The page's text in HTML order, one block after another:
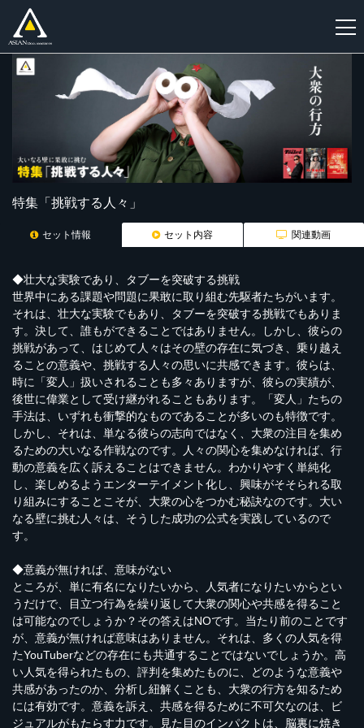
特集「挑戦する人々」
セット情報 セット内容 関連動画
◆壮大な実験であり、タブーを突破する挑戦
世界中にある課題や問題に果敢に取り組む先駆者たちがいます。
それは、壮大な実験でもあり、タブーを突破する挑戦でもありま
す。決して、誰もができることではありません。しかし、彼らの
挑戦があって、はじめて人々はその壁の存在に気づき、乗り越え
ることの意義や、挑戦する人々の思いに共感できます。彼らは、
時に「変人」扱いされることも多々ありますが、彼らの実績が、
後世に偉業として受け継がれることもあります。「変人」たちの
手法は、いずれも衝撃的なものであることが多いのも特徴です。
しかし、それは、単なる彼らの志向ではなく、大衆の注目を集め
るための大いなる作戦なのです。人々の関心を集めなければ、行
動の意義を広く訴えることはできません。わかりやすく単純化
し、楽しめるようエンターテイメント化し、興味がそそられる取
り組みにすることこそが、大衆の心をつかむ秘訣なのです。大い
なる壁に挑む人々は、そうした成功の公式を実践しているので
す。
◆意義が無ければ、意味がない
ところが、単に有名になりたいから、人気者になりたいからとい
うだけで、目立つ行為を繰り返して大衆の関心や共感を得ること
は可能なのでしょうか？その答えはNOです。当たり前のことです
が、意義が無ければ意味はありません。それは、多くの人気を得
たYouTuberなどの存在にも共通することではないでしょうか。高
い人気を得られたもの、評判を集めたものに、どのような意義や
共感があったのか、分析し紐解くことも、大衆の行方を知るため
には有効です。意義を訴え、共感を得るために不可欠なのは、ビ
ジュアルがもたらす力です。見た目のインパクトは、脳裏に焼き